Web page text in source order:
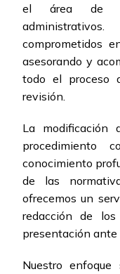
el área de
comprometidos
asesorando y
todo el proceso
revisión.
La modificación
procedimiento
conocimiento
de las
ofrecemos un
redacción de
presentación ante
Nuestro